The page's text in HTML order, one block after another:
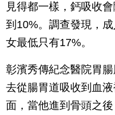
見得都一樣，鈣吸收
到10%。調查發現，
女最低只有17%。
彰濱秀傳紀念醫院胃
去從腸胃道吸收到血
面，當他進到骨頭之